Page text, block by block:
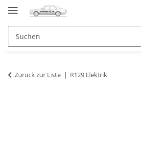
Zurück zur Liste R129 Elektrik